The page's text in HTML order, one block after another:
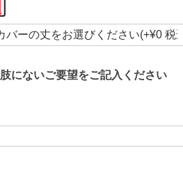
須
)
にないご要望をご記入ください